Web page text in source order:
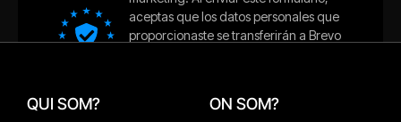
QUI SOM? ON SOM?